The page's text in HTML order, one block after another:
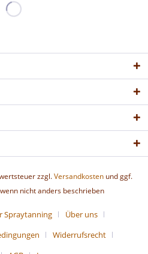
zzgl.Versandkosten und ggf.
nicht anders beschrieben
Spraytanning
Über uns
Widerrufsrecht